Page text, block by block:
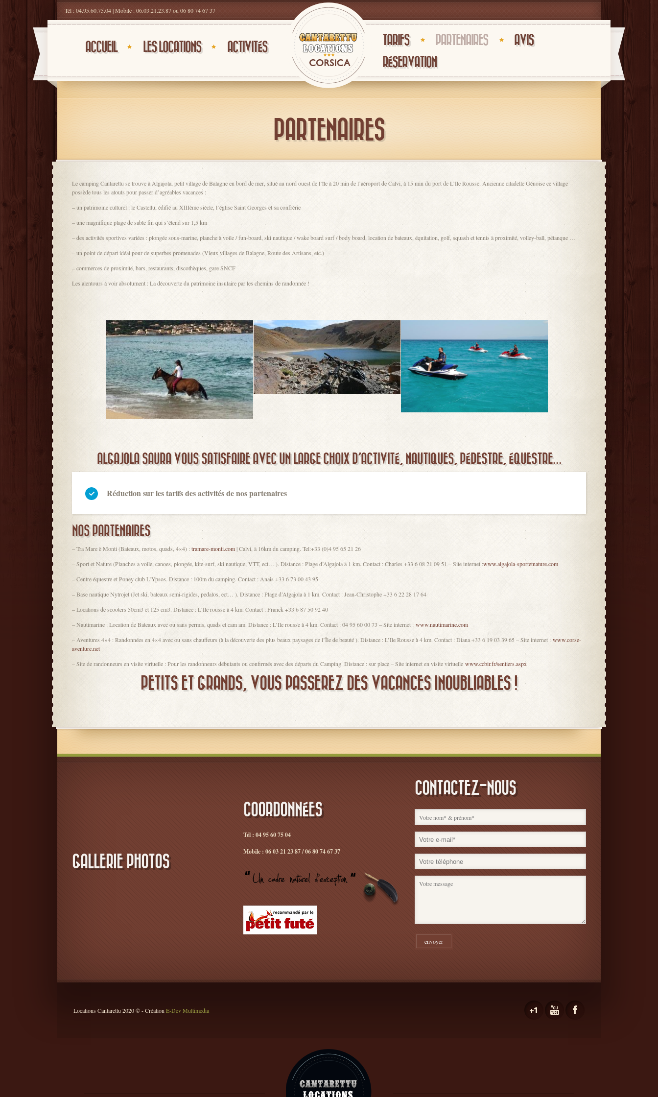
Tél : 04.95.60.75.04 | Mobile : 06.03.21.23.87 ou 06 80 74 67 37
ACCUEIL LES LOCATIONS ACTIVITÉS
TARIFS PARTENAIRES
AVIS
RÉSERVATION
PARTENAIRES
Le camping Cantarettu se trouve à Algajola, petit village de Balagne en bord de mer, situé au nord ouest de l’île à 20 min de l’aéroport de Calvi, à 15 min du port de L’Ile Rousse. Ancienne citadelle Génoise ce village
possède tous les atouts pour passer d’agréables vacances :
– un patrimoine culturel : le Castellu, édifié au XIIIème siècle, l’église Saint Georges et sa confrérie
– une magnifique plage de sable fin qui s’étend sur 1,5 km
– des activités sportives variées : plongée sous-marine, planche à voile / fun-board, ski nautique / wake board surf / body board, location de bateaux, équitation, golf, squash et tennis à proximité, volley-ball, pétanque …
– un point de départ idéal pour de superbes promenades (Vieux villages de Balagne, Route des Artisans, etc.)
– commerces de proximité, bars, restaurants, discothèques, gare SNCF
Les alentours à voir absolument : La découverte du patrimoine insulaire par les chemins de randonnée !
ALGAJOLA SAURA VOUS SATISFAIRE AVEC UN LARGE CHOIX D’ACTIVITÉ, NAUTIQUES, PÉDESTRE, ÉQUESTRE…
Réduction sur les tarifs des activités de nos partenaires
NOS PARTENAIRES
– Tra Mare è Monti (Bateaux, motos, quads, 4×4) : tramare-monti.com| Calvi, à 16km du camping. Tel:+33 (0)4 95 65 21 26
– Sport et Nature (Planches a voile, canoes, plongée, kite-surf, ski nautique, VTT, ect… ). Distance : Plage d’Algajola à 1 km. Contact : Charles +33 6 08 21 09 51 – Site internet :www.algajola-sportetnature.com
– Centre équestre et Poney club L’Ypsos. Distance : 100m du camping. Contact : Anais +33 6 73 00 43 95
– Base nautique Nytrojet (Jet ski, bateaux semi-rigides, pedalos, ect… ). Distance : Plage d’Algajola à 1 km. Contact : Jean-Christophe +33 6 22 28 17 64
– Locations de scooters 50cm3 et 125 cm3. Distance : L’Ile rousse à 4 km. Contact : Franck +33 6 87 50 92 40
– Nautimarine : Location de Bateaux avec ou sans permis, quads et cam am. Distance : L’Ile rousse à 4 km. Contact : 04 95 60 00 73 – Site internet : www.nautimarine.com
– Aventures 4×4 : Randonnées en 4×4 avec ou sans chauffeurs (à la découverte des plus beaux paysages de l’Île de beauté ). Distance : L’Ile Rousse à 4 km. Contact : Diana +33 6 19 03 39 65 – Site internet : www.corse-
aventure.net
– Site de randonneurs en visite virtuelle : Pour les randonneurs débutants ou confirmés avec des départs du Camping. Distance : sur place – Site internet en visite virtuelle www.ccbir.fr/sentiers.aspx
PETITS ET GRANDS, VOUS PASSEREZ DES VACANCES INOUBLIABLES !
GALLERIE PHOTOS
COORDONNÉES
Tél : 04 95 60 75 04
Mobile : 06 03 21 23 87 / 06 80 74 67 37
CONTACTEZ-NOUS
Locations Cantarettu 2020 © - Création E-Dev Multimedia